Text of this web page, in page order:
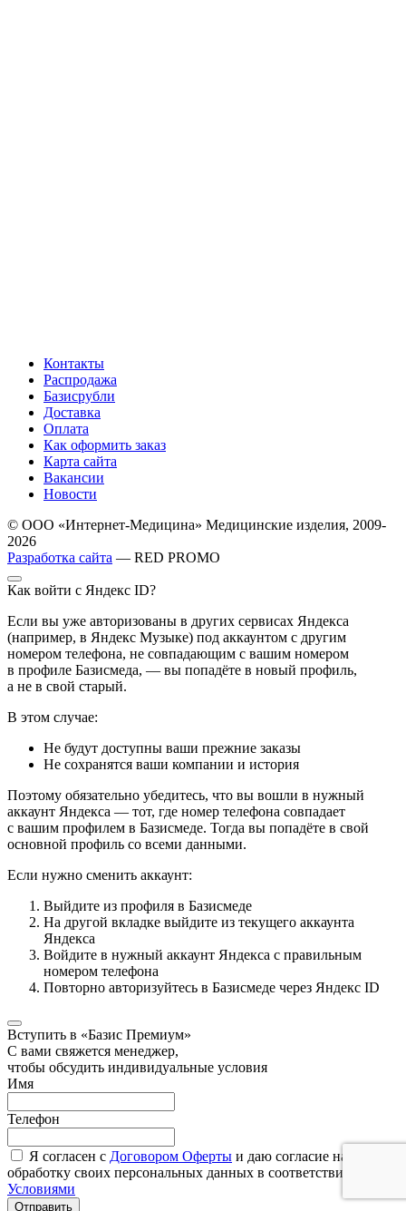
Контакты
Распродажа
Базисрубли
Доставка
Оплата
Как оформить заказ
Карта сайта
Вакансии
Новости
© ООО «Интернет-Медицина» Медицинские изделия, 2009-
2026
Разработка сайта — RED PROMO
Как войти с Яндекс ID?
Если вы уже авторизованы в других сервисах Яндекса
(например, в Яндекс Музыке) под аккаунтом с другим
номером телефона, не совпадающим с вашим номером
в профиле Базисмеда, — вы попадёте в новый профиль,
а не в свой старый.
В этом случае:
Не будут доступны ваши прежние заказы
Не сохранятся ваши компании и история
Поэтому обязательно убедитесь, что вы вошли в нужный
аккаунт Яндекса — тот, где номер телефона совпадает
с вашим профилем в Базисмеде. Тогда вы попадёте в свой
основной профиль со всеми данными.
Если нужно сменить аккаунт:
Выйдите из профиля в Базисмеде
На другой вкладке выйдите из текущего аккаунта
Яндекса
Войдите в нужный аккаунт Яндекса с правильным
номером телефона
Повторно авторизуйтесь в Базисмеде через Яндекс ID
Вступить в «Базис Премиум»
С вами свяжется менеджер,
чтобы обсудить индивидуальные условия
Имя
Телефон
Я согласен с Договором Оферты и даю согласие на
обработку своих персональных данных в соответствии с
Условиями
Отправить